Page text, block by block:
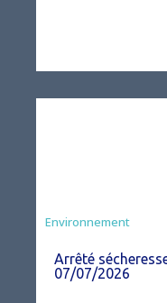
Agriculture
Environnement
Arrêté
07/07/2026